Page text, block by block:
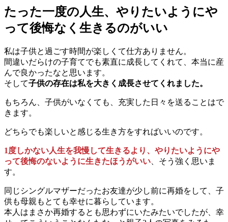
たった一度の人生、やりたいようにや
って後悔なく生きるのがいい
私は子供と過ごす時間が楽しくて仕方ありません。
間違いだらけの子育てでも素直に成長してくれて、本当に産
んで良かったなと思います。
そして子供の存在は私を大きく成長させてくれました。
もちろん、子供がいなくても、充実した日々を送ることはで
きます。
どちらでも楽しいと感じる生き方をすればいいのです。
1度しかない人生を我慢して生きるより、やりたいようにや
って後悔のないように生きたほうがいい 、そう強く思いま
す。
同じシングルマザーだったお友達が少し前に再婚をして、子
供も母親もとても幸せに暮らしています。
本人はまさか再婚するとも思わずにいたみたいでしたが、幸